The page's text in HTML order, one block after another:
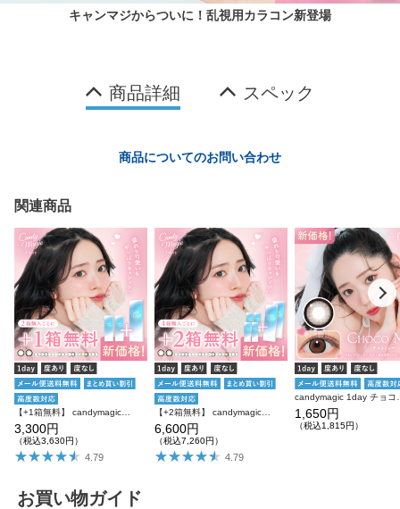
キャンマジからついに！乱視用カラコン新登場
商品詳細 スペック
商品についてのお問い合わせ
関連商品
3,300円
（税込3,630円）
4.79
6,600円
（税込7,260円）
4.79
1,650円
（税込1,815円）
お買い物ガイド